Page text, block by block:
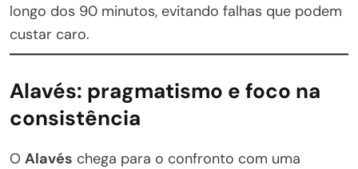
longo dos 90 minutos, evitando falhas que podem
custar caro.
Alavés: pragmatismo e foco na
consistência
O Alavés chega para o confronto com uma